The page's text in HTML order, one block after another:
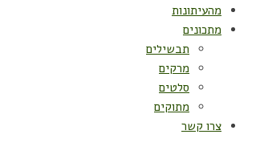
מהעיתונות
מתכונים
תבשילים
מרקים
סלטים
מתוקים
צרו קשר